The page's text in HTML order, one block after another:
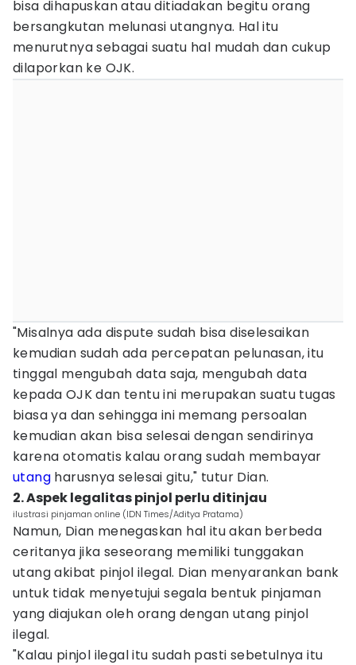
bisa dihapuskan atau ditiadakan begitu orang
bersangkutan melunasi utangnya. Hal itu
menurutnya sebagai suatu hal mudah dan cukup
dilaporkan ke OJK.
"Misalnya ada dispute sudah bisa diselesaikan
kemudian sudah ada percepatan pelunasan, itu
tinggal mengubah data saja, mengubah data
kepada OJK dan tentu ini merupakan suatu tugas
biasa ya dan sehingga ini memang persoalan
kemudian akan bisa selesai dengan sendirinya
karena otomatis kalau orang sudah membayar
utang harusnya selesai gitu," tutur Dian.
2. Aspek legalitas pinjol perlu ditinjau
ilustrasi pinjaman online (IDN Times/Aditya Pratama)
Namun, Dian menegaskan hal itu akan berbeda
ceritanya jika seseorang memiliki tunggakan
utang akibat pinjol ilegal. Dian menyarankan bank
untuk tidak menyetujui segala bentuk pinjaman
yang diajukan oleh orang dengan utang pinjol
ilegal.
"Kalau pinjol ilegal itu sudah pasti sebetulnya itu